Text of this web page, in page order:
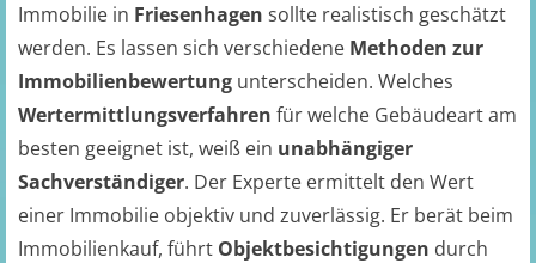
Immobilie in Friesenhagen sollte realistisch geschätzt
werden. Es lassen sich verschiedene Methoden zur
Immobilienbewertung unterscheiden. Welches
Wertermittlungsverfahren für welche Gebäudeart am
besten geeignet ist, weiß ein unabhängiger
Sachverständiger. Der Experte ermittelt den Wert
einer Immobilie objektiv und zuverlässig. Er berät beim
Immobilienkauf, führt Objektbesichtigungen durch